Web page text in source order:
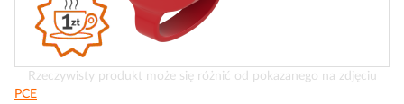
Przejdź
na
Rzeczywisty produkt może się różnić od pokazanego na zdjęciu
PCE